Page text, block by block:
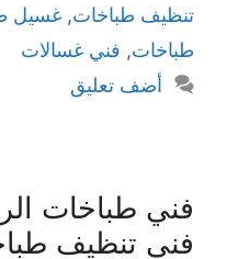
تنظيف طباخات, غسيل
طباخات, فني غسالات
أضف تعليق
فني تنظيف